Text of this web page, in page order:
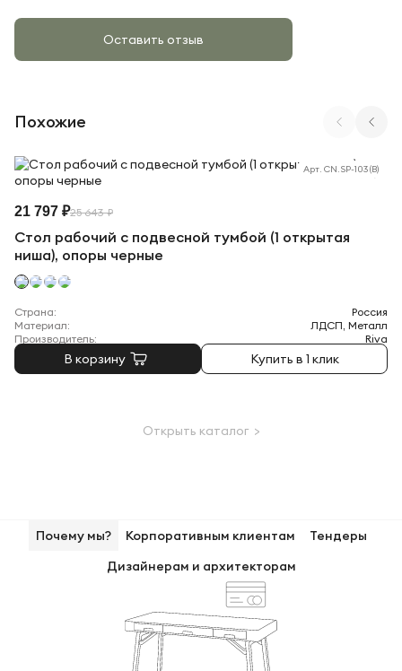
Оставить отзыв
Похожие
Арт. CN.SP-103 (B)
Стол рабочий с подвесной тумбой (1 открытая
ниша), опоры черные
21 797 ₽25 643 ₽
В корзину Купить в 1 клик
Страна:
Россия
Материал:
ЛДСП, Металл
Производитель:
Riva
Открыть каталог >
Почему мы? Корпоративным клиентам
Тендеры
Дизайнерам и архитекторам